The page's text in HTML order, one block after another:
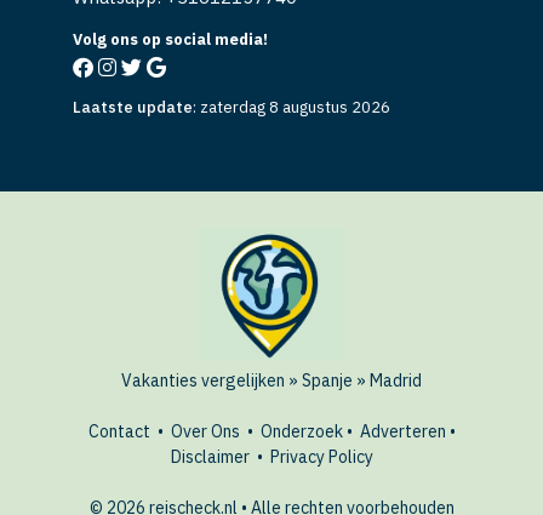
Volg ons op social media!
Laatste update: zaterdag 8 augustus 2026
Vakanties vergelijken » Spanje » Madrid
Contact • Over Ons • Onderzoek• Adverteren •
Disclaimer• Privacy Policy
© 2026 reischeck.nl • Alle rechten voorbehouden